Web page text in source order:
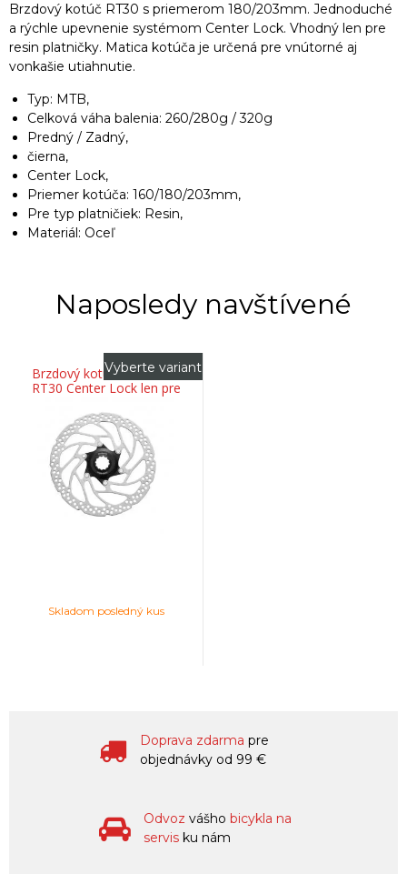
Brzdový kotúč RT30 s priemerom 180/203mm. Jednoduché
a rýchle upevnenie systémom Center Lock. Vhodný len pre
resin platničky. Matica kotúča je určená pre vnútorné aj
vonkašie utiahnutie.
Typ: MTB,
Celková váha balenia: 260/280g / 320g
Predný / Zadný,
čierna,
Center Lock,
Priemer kotúča: 160/180/203mm,
Pre typ platničiek: Resin,
Materiál: Oceľ
Naposledy navštívené
Brzdový kotúč SHIMANO
RT30 Center Lock len pre
Vyberte variant
Skladom posledný kus
Doprava zdarma pre
objednávky od 99 €
Odvoz vášho bicykla na
servis ku nám